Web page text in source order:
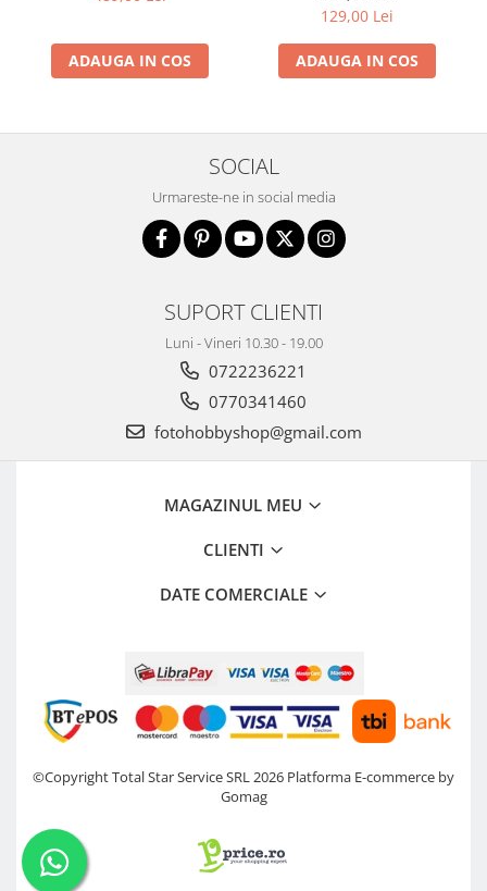
ADAUGA IN COS
129,00 Lei
ADAUGA IN COS
SOCIAL
Urmareste-ne in social media
SUPORT CLIENTI
Luni - Vineri 10.30 - 19.00
0722236221
0770341460
fotohobbyshop@gmail.com
MAGAZINUL MEU
CLIENTI
DATE COMERCIALE
©Copyright Total Star Service SRL 2026 Platforma E-commerce by
Gomag